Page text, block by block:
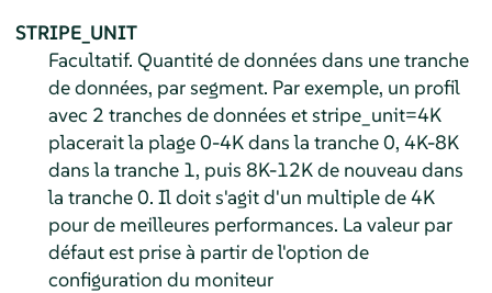
STRIPE_UNIT
Facultatif. Quantité de données dans une tranche
de données, par segment. Par exemple, un profil
avec 2 tranches de données et stripe_unit=4K
placerait la plage 0-4K dans la tranche 0, 4K-8K
dans la tranche 1, puis 8K-12K de nouveau dans
la tranche 0. Il doit s'agit d'un multiple de 4K
pour de meilleures performances. La valeur par
défaut est prise à partir de l'option de
configuration du moniteur